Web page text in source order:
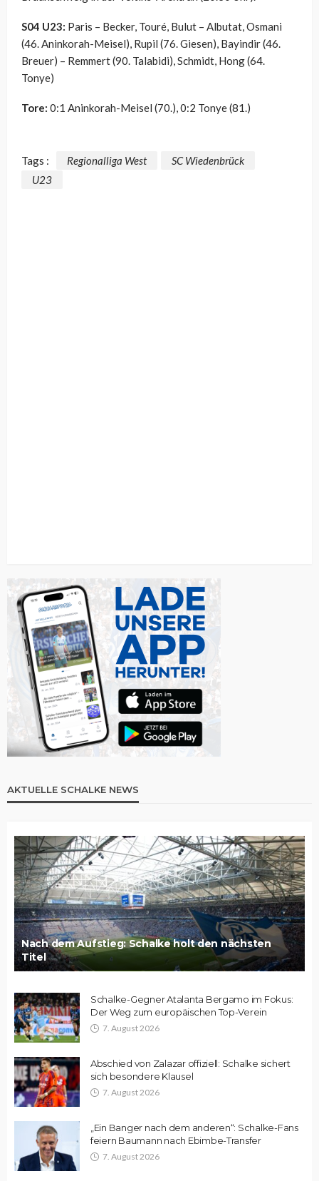
S04 U23: Paris – Becker, Touré, Bulut – Albutat, Osmani
(46. Aninkorah-Meisel), Rupil (76. Giesen), Bayindir (46.
Breuer) – Remmert (90. Talabidi), Schmidt, Hong (64.
Tonye)
Tore: 0:1 Aninkorah-Meisel (70.), 0:2 Tonye (81.)
Tags : Regionalliga West
SC Wiedenbrück
U23
AKTUELLE SCHALKE NEWS
Nach dem Aufstieg: Schalke holt den nächsten
Titel
Schalke-Gegner Atalanta Bergamo im Fokus:
Der Weg zum europäischen Top-Verein
7. August 2026
Abschied von Zalazar offiziell: Schalke sichert
sich besondere Klausel
7. August 2026
„Ein Banger nach dem anderen“: Schalke-Fans
feiern Baumann nach Ebimbe-Transfer
7. August 2026